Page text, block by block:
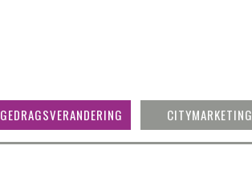
GEDRAGSVERANDERING CITYMARKETING